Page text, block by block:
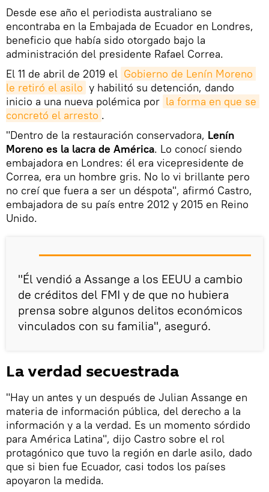
Desde ese año el periodista australiano se
encontraba en la Embajada de Ecuador en Londres,
beneficio que había sido otorgado bajo la
administración del presidente Rafael Correa.
El 11 de abril de 2019 el Gobierno de Lenín Moreno
le retiró el asilo y habilitó su detención, dando
inicio a una nueva polémica por la forma en que se
concretó el arresto .
"Dentro de la restauración conservadora, Lenín
Moreno es la lacra de América. Lo conocí siendo
embajadora en Londres: él era vicepresidente de
Correa, era un hombre gris. No lo vi brillante pero
no creí que fuera a ser un déspota", afirmó Castro,
embajadora de su país entre 2012 y 2015 en Reino
Unido.
"Él vendió a Assange a los EEUU a cambio
de créditos del FMI y de que no hubiera
prensa sobre algunos delitos económicos
vinculados con su familia", aseguró.
La verdad secuestrada
"Hay un antes y un después de Julian Assange en
materia de información pública, del derecho a la
información y a la verdad. Es un momento sórdido
para América Latina", dijo Castro sobre el rol
protagónico que tuvo la región en darle asilo, dado
que si bien fue Ecuador, casi todos los países
apoyaron la medida.